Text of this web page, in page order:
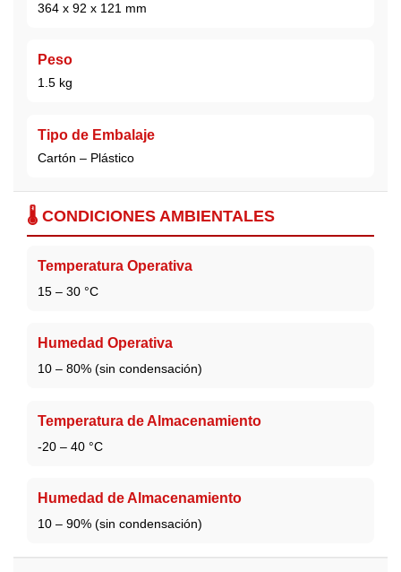
364 x 92 x 121 mm
Peso
1.5 kg
Tipo de Embalaje
Cartón – Plástico
🌡️ CONDICIONES AMBIENTALES
Temperatura Operativa
15 – 30 °C
Humedad Operativa
10 – 80% (sin condensación)
Temperatura de Almacenamiento
-20 – 40 °C
Humedad de Almacenamiento
10 – 90% (sin condensación)